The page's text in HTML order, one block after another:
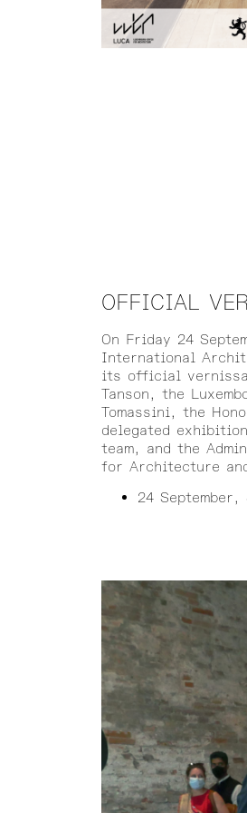
OFFICIAL
On Friday 24
International
its official
Tanson, the
Tomassini, the
delegated
team, and the
for Architecture
24